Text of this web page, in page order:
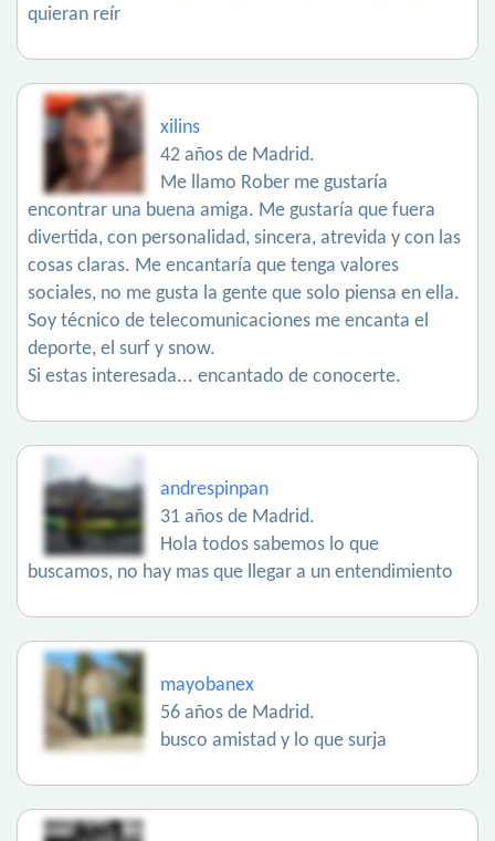
quieran reír
xilins
42 años de Madrid.
Me llamo Rober me gustaría
encontrar una buena amiga. Me gustaría que fuera
divertida, con personalidad, sincera, atrevida y con las
cosas claras. Me encantaría que tenga valores
sociales, no me gusta la gente que solo piensa en ella.
Soy técnico de telecomunicaciones me encanta el
deporte, el surf y snow.
Si estas interesada... encantado de conocerte.
andrespinpan
31 años de Madrid.
Hola todos sabemos lo que
buscamos, no hay mas que llegar a un entendimiento
mayobanex
56 años de Madrid.
busco amistad y lo que surja